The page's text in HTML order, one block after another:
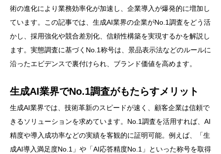
術の進化により業務効率化が加速し、企業導入が爆発的に増加し
ています。この記事では、生成AI業界の企業がNo.1調査をどう活
かし、採用強化や競合差別化、信頼性構築を実現するかを解説し
ます。実態調査に基づくNo.1称号は、景品表示法などのルールに
沿ったエビデンスで裏付けられ、ブランド価値を高めます。
生成AI業界でNo.1調査がもたらすメリット
生成AI業界では、技術革新のスピードが速く、顧客企業は信頼で
きるソリューションを求めています。No.1調査を活用すれば、AI
精度や導入成功率などの実績を客観的に証明可能。例えば、「生
成AI導入満足度No.1」や「AI応答精度No.1」といった称号を取得